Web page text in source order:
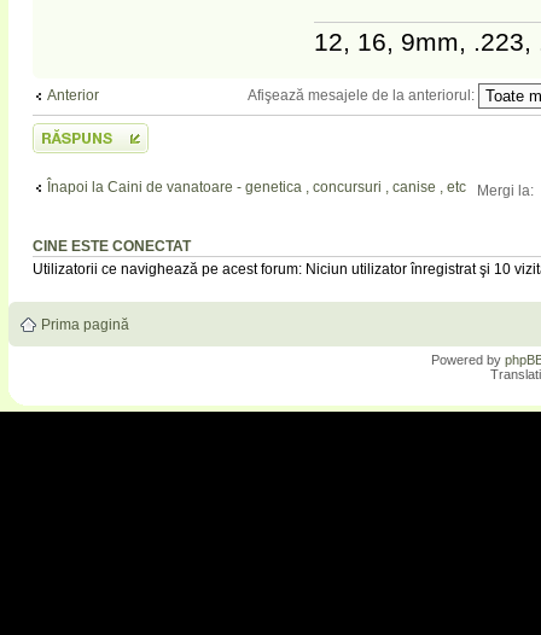
12, 16, 9mm, .223,
Anterior Afişează mesajele de la anteriorul:
Scrie un răspuns
Înapoi la Caini de vanatoare - genetica , concursuri , canise , etc Mergi la:
CINE ESTE CONECTAT
Utilizatorii ce navighează pe acest forum: Niciun utilizator înregistrat şi 10
Prima pagină
Powered by